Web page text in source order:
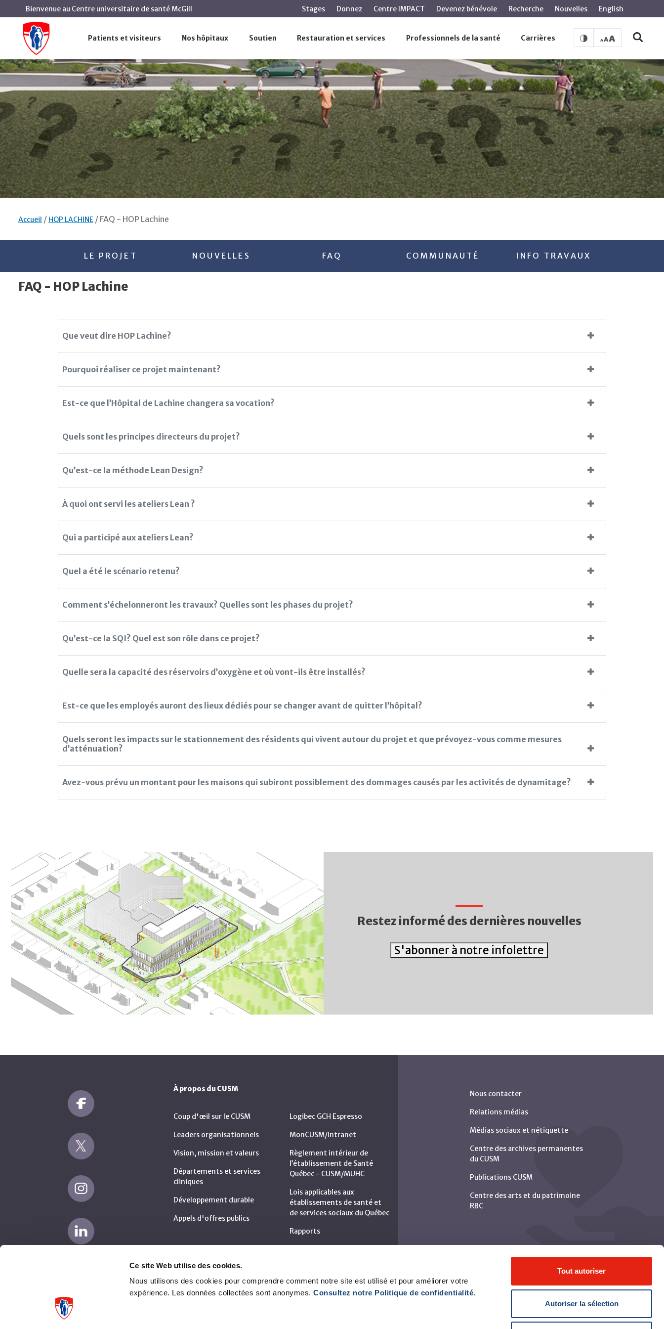
Ce site Web utilise des cookies.
Nous utilisons des cookies pour comprendre comment notre site est utilisé et pour améliorer votre
expérience. Les données collectées sont anonymes.Consultez notre Politique de confidentialité.
Tout autoriser
Autoriser la sélection
Aller
au
principal
Patients et visiteurs Nos hôpitaux Soutien Restauration et services Professionnels de la santé Carrières
Stages Donnez Centre IMPACT Devenez bénévole Recherche Nouvelles English
Bienvenue au Centre universitaire de santé McGill
Accueil HOP LACHINE FAQ - HOP Lachine
LE PROJET NOUVELLES FAQ COMMUNAUTÉ INFO TRAVAUX
FAQ - HOP Lachine
Que veut dire HOP Lachine?
Pourquoi réaliser ce projet maintenant?
Est-ce que l’Hôpital de Lachine changera sa vocation?
Quels sont les principes directeurs du projet?
Qu’est-ce la méthode Lean Design?
À quoi ont servi les ateliers Lean ?
Qui a participé aux ateliers Lean?
Quel a été le scénario retenu?
Comment s’échelonneront les travaux? Quelles sont les phases du projet?
Qu’est-ce la SQI? Quel est son rôle dans ce projet?
Quelle sera la capacité des réservoirs d’oxygène et où vont-ils être installés?
Est-ce que les employés auront des lieux dédiés pour se changer avant de quitter l’hôpital?
Quels seront les impacts sur le stationnement des résidents qui vivent autour du projet et que prévoyez-vous comme mesures
d’atténuation?
Avez-vous prévu un montant pour les maisons qui subiront possiblement des dommages causés par les activités de dynamitage?
Restez informé des dernières nouvelles
S'abonner à notre infolettre
À propos du CUSM
Coup d'œil sur le CUSM
Leaders organisationnels
Vision, mission et valeurs
Départements et services
cliniques
Développement durable
Appels d'offres publics
Logibec GCH Espresso
MonCUSM/intranet
Règlement intérieur de
l’établissement de Santé
Québec - CUSM/MUHC
Lois applicables aux
établissements de santé et
de services sociaux du Québec
Rapports
Nous contacter
Relations médias
Médias sociaux et nétiquette
Centre des archives permanentes
du CUSM
Publications CUSM
Centre des arts et du patrimoine
RBC